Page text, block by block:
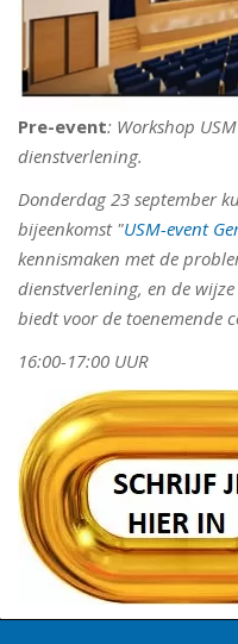
Pre-event: Workshop
dienstverlening.
Donderdag 23 september
bijeenkomst "USM-event
kennismaken met de
dienstverlening, en de
biedt voor de toenemende
16:00-17:00 UUR